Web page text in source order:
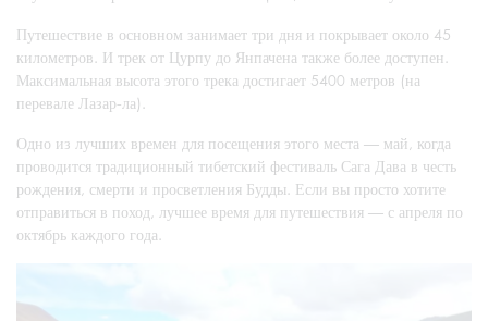
Путешествие в основном занимает три дня и покрывает около 45
километров. И трек от Цурпу до Янпачена также более доступен.
Максимальная высота этого трека достигает 5400 метров (на
перевале Лазар-ла).
Одно из лучших времен для посещения этого места — май, когда
проводится традиционный тибетский фестиваль Сага Дава в честь
рождения, смерти и просветления Будды. Если вы просто хотите
отправиться в поход, лучшее время для путешествия — с апреля по
октябрь каждого года.